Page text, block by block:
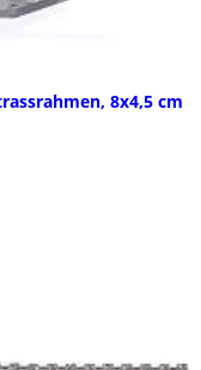
8x4,5 cm